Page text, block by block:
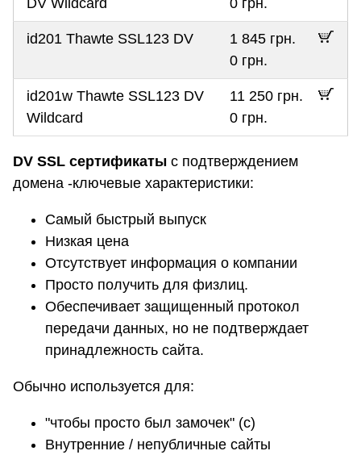
DV Wildcard
0 грн.
id201 Thawte SSL123 DV
1 845 грн.
0 грн.
id201w Thawte SSL123 DV
Wildcard
11 250 грн.
0 грн.
DV SSL сертификаты с подтверждением
домена -ключевые характеристики:
Самый быстрый выпуск
Низкая цена
Отсутствует информация о компании
Просто получить для физлиц.
Обеспечивает защищенный протокол
передачи данных, но не подтверждает
принадлежность сайта.
Обычно используется для:
"чтобы просто был замочек" (с)
Внутренние / непубличные сайты